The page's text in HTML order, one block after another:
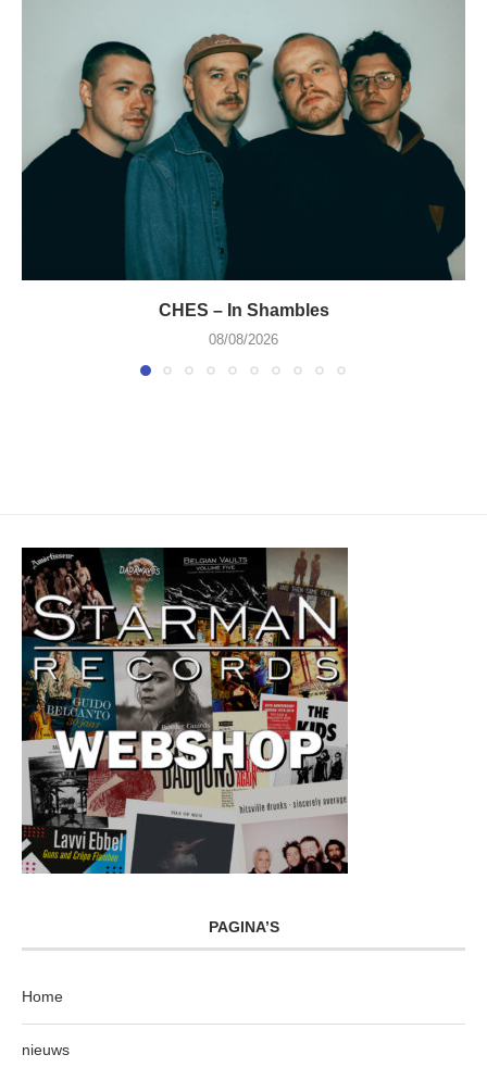
CHES – In Shambles
08/08/2026
PAGINA’S
Home
nieuws